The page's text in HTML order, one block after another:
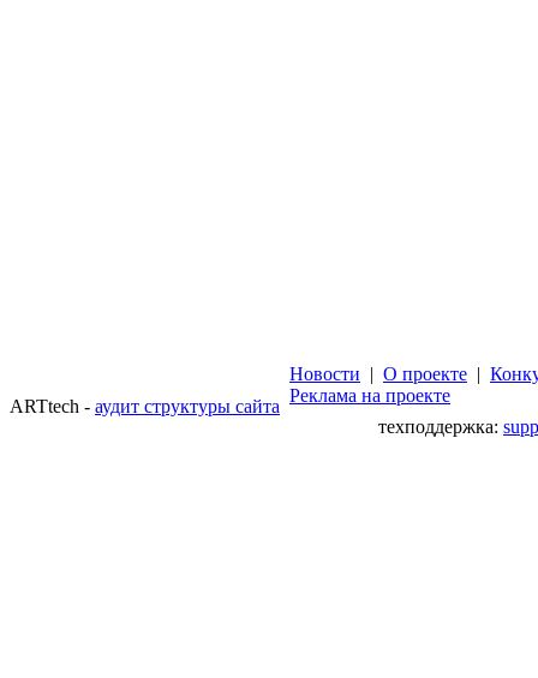
ARTtech - аудит структуры сайта
Новости | О проекте |
Реклама на проекте
техподдержка: